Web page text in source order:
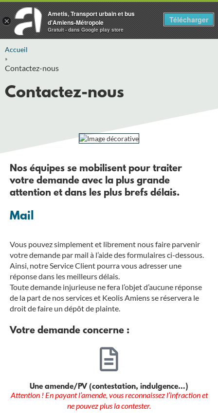
Accueil
»
Contactez-nous
Contactez-nous
Nos équipes se mobilisent pour traiter
votre demande avec la plus grande
attention et dans les plus brefs délais.
Mail
Vous pouvez simplement et librement nous faire parvenir
votre demande par mail à l’aide des formulaires ci-dessous.
Ainsi, notre Service Client pourra vous adresser une
réponse dans les meilleurs délais.
Toute demande injurieuse ne fera l’objet d’aucune réponse
de la part de nos services et Keolis Amiens se réservera le
droit de faire un dépôt de plainte.
Votre demande concerne :
Une amende/PV (contestation, indulgence…)
Attention ! En payant l’amende,vous reconnaissez l’infraction et
ne pouvez plus la contester.
×
Ametis, Transport urbain et bus
d'Amiens-Métropole
Gratuit - dans Google play store
Télécharger